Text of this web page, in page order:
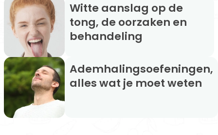
Witte aanslag op de
tong, de oorzaken en
behandeling
Ademhalingsoefeningen,
alles wat je moet weten